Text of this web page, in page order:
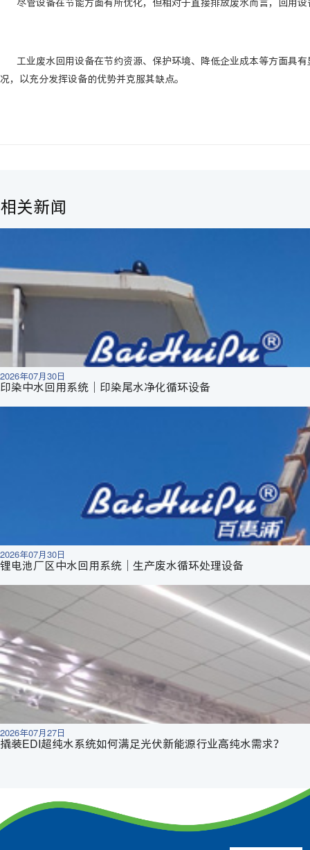
工业废水回用设备在节约资源、保护环境、降低企业成本等方面具
况，以充分发挥设备的优势并克服其缺点。
相关新闻
2026年07月30日
印染中水回用系统｜印染尾水净化循环设备
2026年07月30日
锂电池厂区中水回用系统｜生产废水循环处理设备
2026年07月27日
撬装EDI超纯水系统如何满足光伏新能源行业高纯水需求？